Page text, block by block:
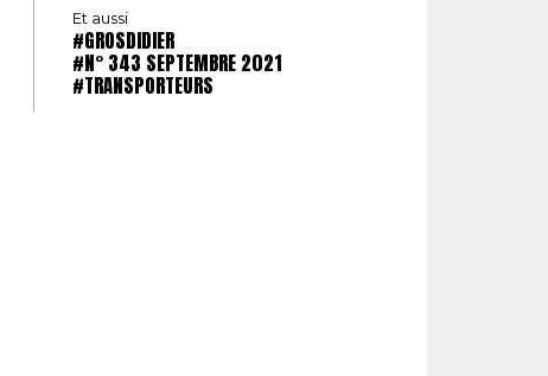
Et aussi
#GROSDIDIER
#N° 343 SEPTEMBRE 2021
#TRANSPORTEURS